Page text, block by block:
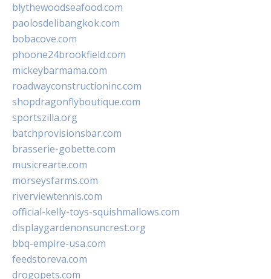
blythewoodseafood.com
paolosdelibangkok.com
bobacove.com
phoone24brookfield.com
mickeybarmama.com
roadwayconstructioninc.com
shopdragonflyboutique.com
sportszilla.org
batchprovisionsbar.com
brasserie-gobette.com
musicrearte.com
morseysfarms.com
riverviewtennis.com
official-kelly-toys-squishmallows.com
displaygardenonsuncrest.org
bbq-empire-usa.com
feedstoreva.com
drogopets.com